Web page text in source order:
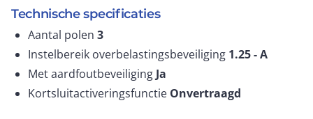
Technische specificaties
Aantal polen 3
Instelbereik overbelastingsbeveiliging 1.25 -A
Met aardfoutbeveiliging Ja
Kortsluitactiveringsfunctie Onvertraagd